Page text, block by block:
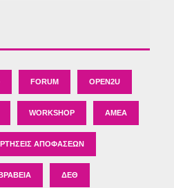
FORUM OPEN2U
WORKSHOP ΑΜΕΑ
ΑΠΟΦΆΣΕΩΝ
ΔΕΘ